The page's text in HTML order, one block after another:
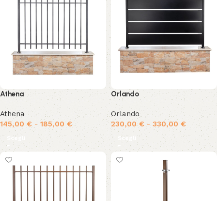
Athena
Athena
145,00 € - 185,00 €
Scegli
Orlando
Orlando
230,00€ - 330,00€
Scegli